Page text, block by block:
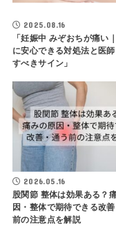
2025.08.16
「妊娠中 みぞおちが痛い
に安心できる対処法と医
すべきサイン」
2026.05.16
股関節 整体は効果ある？
因・整体で期待できる改
前の注意点を解説